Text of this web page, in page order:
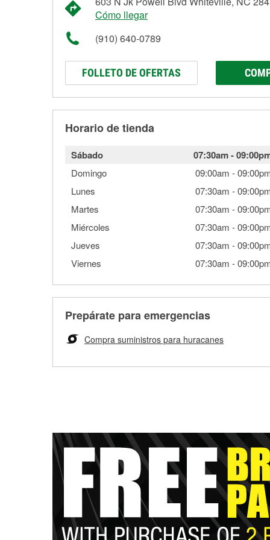
Cómo llegar
(910) 640-0789
FOLLETO DE OFERTAS
Horario de tienda
Sábado 07:30am-
Domingo 09:00am -
Lunes
07:30am -
Martes
07:30am -
Miércoles
07:30am -
Jueves
07:30am -
Viernes
07:30am -
Prepárate para emergencias
Compra suministros para huracanes